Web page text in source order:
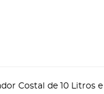
Costal de 10 Litros